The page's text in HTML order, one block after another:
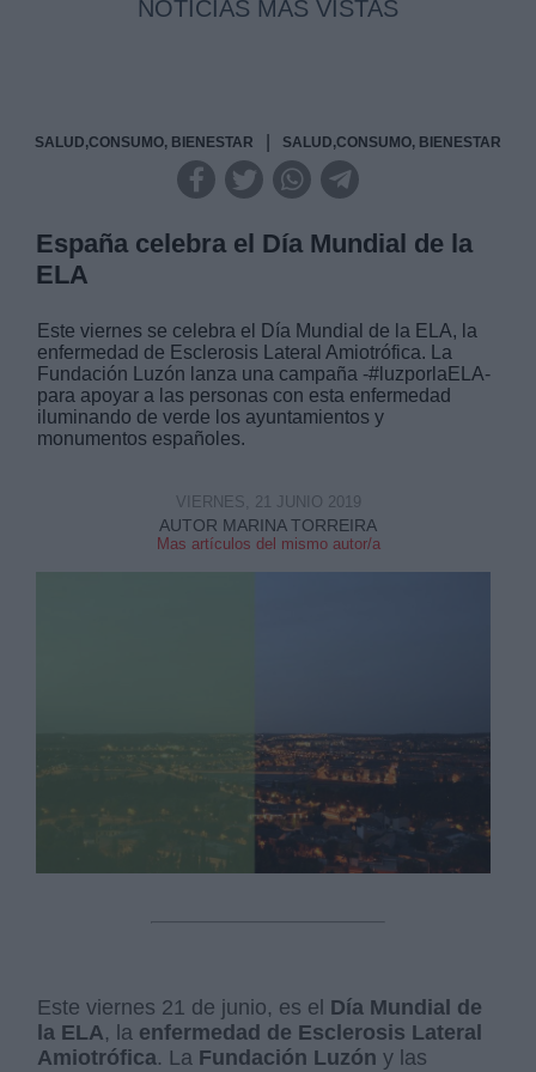
NOTICIAS MAS VISTAS
SALUD,CONSUMO, BIENESTAR SALUD,CONSUMO, BIENESTAR
España celebra el Día Mundial de la
ELA
Este viernes se celebra el Día Mundial de la ELA, la
enfermedad de Esclerosis Lateral Amiotrófica. La
Fundación Luzón lanza una campaña -#luzporlaELA-
para apoyar a las personas con esta enfermedad
iluminando de verde los ayuntamientos y
monumentos españoles.
AUTOR MARINA TORREIRA
Mas artículos del mismo autor/a
VIERNES, 21 JUNIO 2019
Este viernes 21 de junio, es el Día Mundial de
la ELA, la enfermedad de Esclerosis Lateral
Amiotrófica. La Fundación Luzón y las